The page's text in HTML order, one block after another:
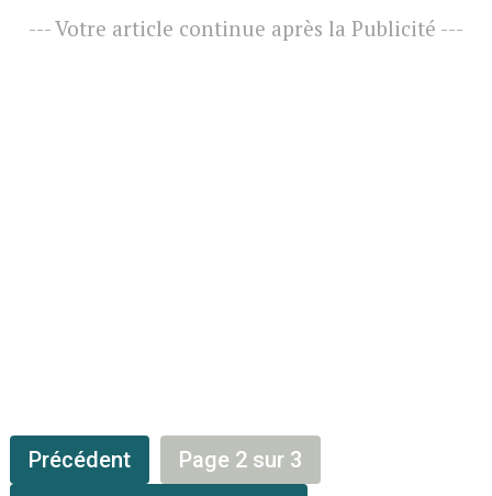
--- Votre article continue après la Publicité ---
Précédent
Page 2 sur 3